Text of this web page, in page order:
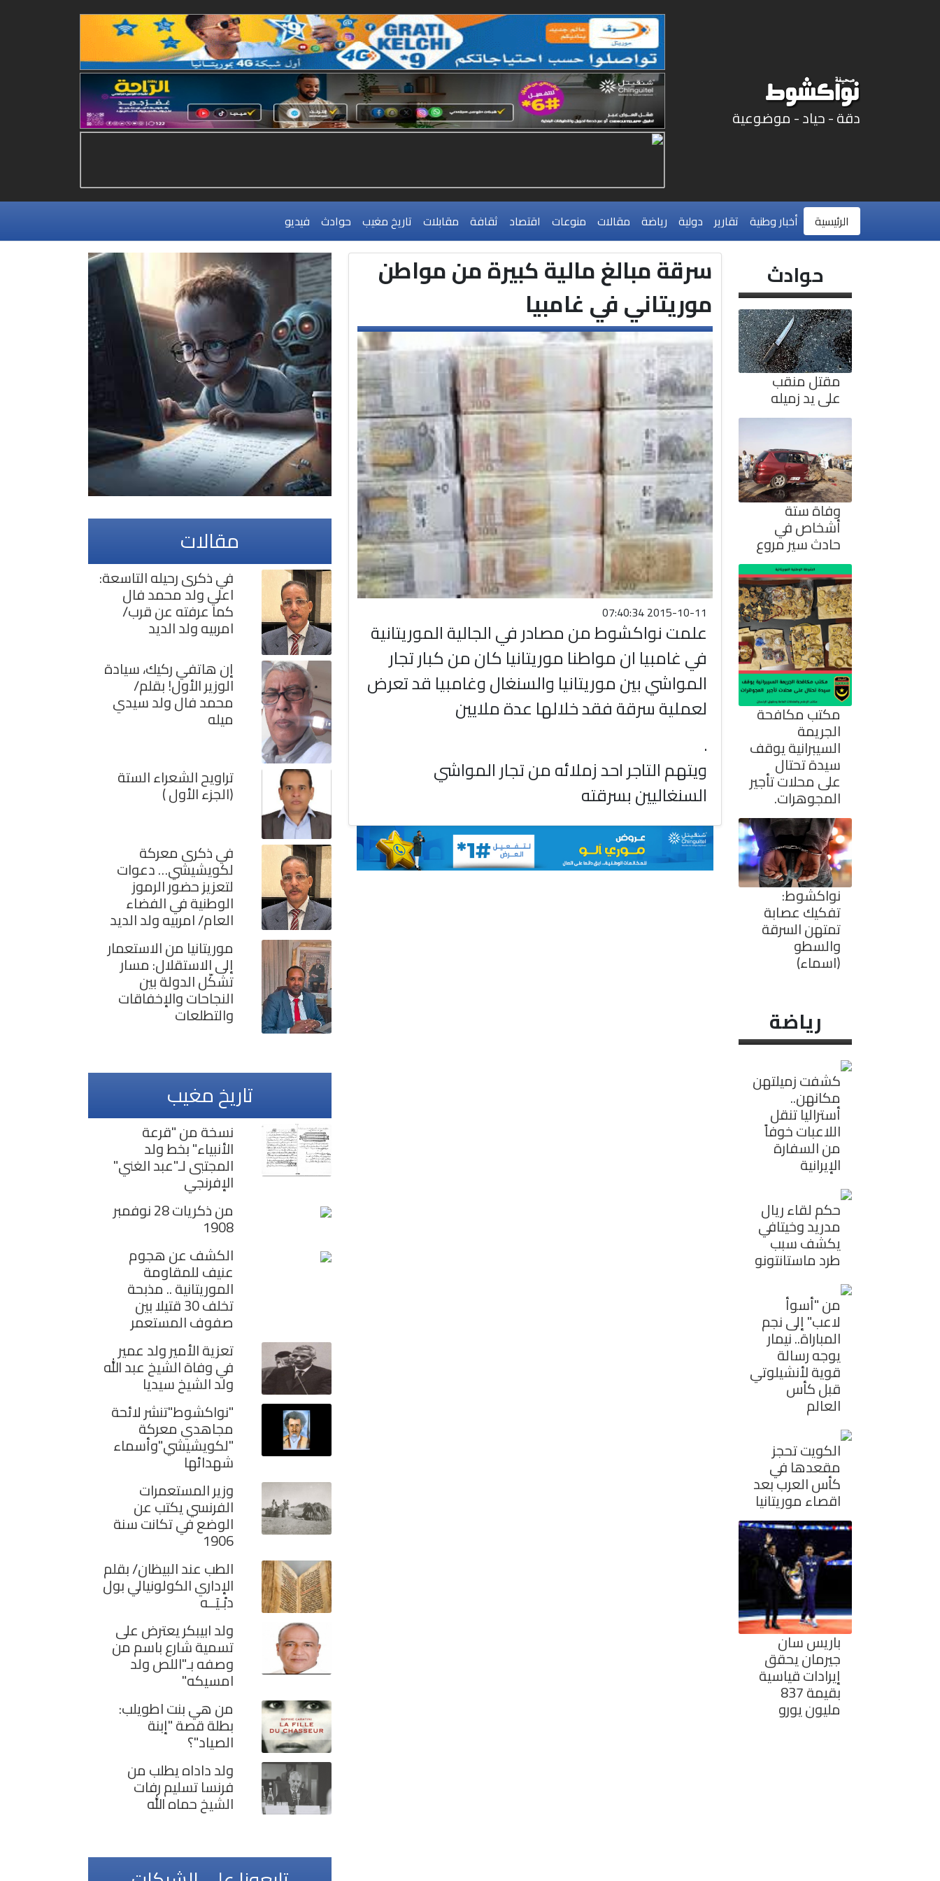
دقة - حياد - موضوعية
الرئيسية أخبار وطنية تقارير دولية رياضة مقالات منوعات اقتصاد ثقافة مقابلات تاريخ مغيب حوادث فيديو
حوادث
مقتل منقب
على يد زميله
وفاة ستة
أشخاص في
حادث سير مروع
مكتب مكافحة
الجريمة
السيبرانية يوقف
سيدة تحتال
على محلات تأجير
المجوهرات.
نواكشوط:
تفكيك عصابة
تمتهن السرقة
والسطو
(اسماء)
رياضة
كشفت زميلتهن
مكانهن..
أستراليا تنقل
اللاعبات خوفاً
من السفارة
الإيرانية
حكم لقاء ريال
مدريد وخيتافي
يكشف سبب
طرد ماستانتونو
من "أسوأ
لاعب" إلى نجم
المباراة.. نيمار
يوجه رسالة
قوية لأنشيلوتي
قبل كأس
العالم
الكويت تحجز
مقعدها في
كأس العرب بعد
اقصاء موريتانيا
باريس سان
جيرمان يحقق
إيرادات قياسية
بقيمة 837
مليون يورو
سرقة مبالغ مالية كبيرة من مواطن
موريتاني في غامبيا
2015-10-11 07:40:34
علمت نواكشوط من مصادر في الجالية الموريتانية
في غامبيا ان مواطنا موريتانيا كان من كبار تجار
المواشي بين موريتانيا والسنغال وغامبيا قد تعرض
لعملية سرقة فقد خلالها عدة ملايين
.
ويتهم التاجر احد زملائه من تجار المواشي
السنغاليين بسرقته
مقالات
في ذكرى رحيله التاسعة:
اعلي ولد محمد فال
كما عرفته عن قرب/
امربيه ولد الديد
إن هاتفي ركيك، سيادة
الوزير الأول! بقلم/
محمد فال ولد سيدي
ميله
تراويح الشعراء الستة
(الجزء الأول )
في ذكرى معركة
لكويشيشي… دعوات
لتعزيز حضور الرموز
الوطنية في الفضاء
العام/ امربيه ولد الديد
موريتانيا من الاستعمار
إلى الاستقلال: مسار
تشكّل الدولة بين
النجاحات والإخفاقات
والتطلعات
تاريخ مغيب
نسخة من "قرعة
الأنبياء" بخط ولد
المجتبى لـ"عبد الغني"
الإفرنجي
من ذكريات 28 نوفمبر
1908
الكشف عن هجوم
عنيف للمقاومة
الموريتانية .. مذبحة
تخلف 30 قتيلا بين
صفوف المستعمر
تعزية الأمير ولد عمير
في وفاة الشيخ عبد الله
ولد الشيخ سيديا
"نواكشوط"تنشر لائحة
مجاهدي معركة
"لكويشيشي"وأسماء
شهدائها
وزير المستعمرات
الفرنسي يكتب عن
الوضع في تكانت سنة
1906
الطب عند البيظان/ بقلم
الإداري الكولونيالي بول
دبْـيَــه
ولد ابيبكر يعترض على
تسمية شارع باسم من
وصفه بـ"اللص ولد
امسيكه"
من هي بنت اطويلب:
بطلة قصة "إبنة
الصياد"؟
ولد داداه يطلب من
فرنسا تسليم رفات
الشيخ حماه الله